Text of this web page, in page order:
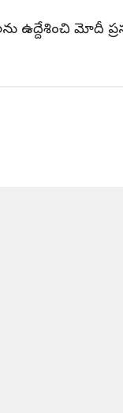
ఉద్దేశించి మోదీ